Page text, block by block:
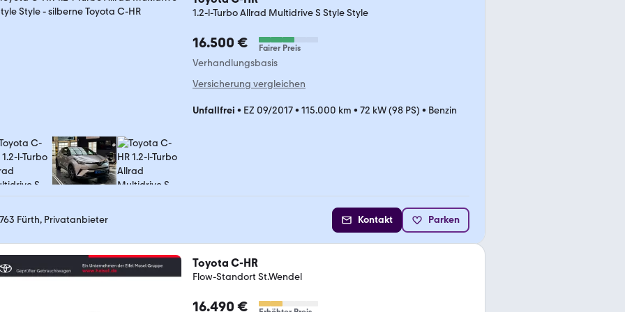
1.2-l-Turbo Allrad Multidrive S Style Style
16.500 € Fairer Preis
Verhandlungsbasis
Versicherung vergleichen
Unfallfrei • EZ 09/2017• 115.000 km • 72 kW (98 PS) • Benzin
Fürth, Privatanbieter Kontakt Parken
Toyota C-HR
Flow-Standort St.Wendel
16.490 €